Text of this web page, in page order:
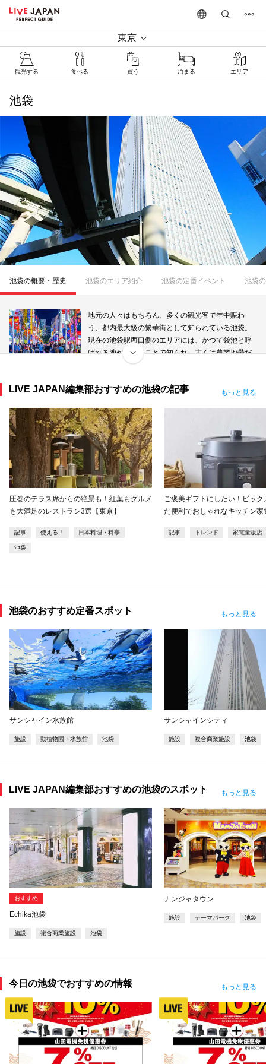
東京
観光する 食べる 買う 泊まる エリア
池袋
池袋の概要・歴史
地元の人々はもちろん、多くの観光客で年中賑わ
う、都内最大級の繁華街として知られている池袋。
現在の池袋駅西口側のエリアには、かつて袋池と呼
ばれる池があったことで知られ、古くは農業地帯だ
ったが、1930年頃多くの大型百貨店が林立する街へ
ネスの街となった。
ア、西口にはカラオケや居酒屋、美術館や神社が立ち並ぶエリアとなってい
る。
池袋のエリア紹介 池袋の定番イベント 池袋
LIVE JAPAN編集部おすすめの池袋の記事 もっと見る
圧巻のテラス席からの絶景も！紅葉もグルメ
も大満足のレストラン3選【東京】
記事 使える！ 日本料理・料亭
池袋
ご褒美ギフトにしたい！ビック
だ便利でおしゃれなキッチン家
記事 トレンド 家電量販店
池袋のおすすめ定番スポット もっと見る
サンシャイン水族館
施設 動植物園・水族館 池袋
サンシャインシティ
施設 複合商業施設 池袋
LIVE JAPAN編集部おすすめの池袋のスポット もっと見る
おすすめ
Echika池袋
施設 複合商業施設 池袋
ナンジャタウン
施設 テーマパーク 池袋
今日の池袋でおすすめの情報 もっと見る